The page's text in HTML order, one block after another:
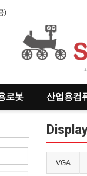
)
로봇 산업용컴
VGA